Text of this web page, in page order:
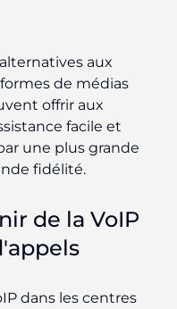
aux
de médias
offrir aux
facile et
une plus grande
fidélité.
de la VoIP
dans les centres